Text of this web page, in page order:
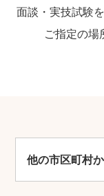
面談・実技試験
ご指定の場
他の市区町村